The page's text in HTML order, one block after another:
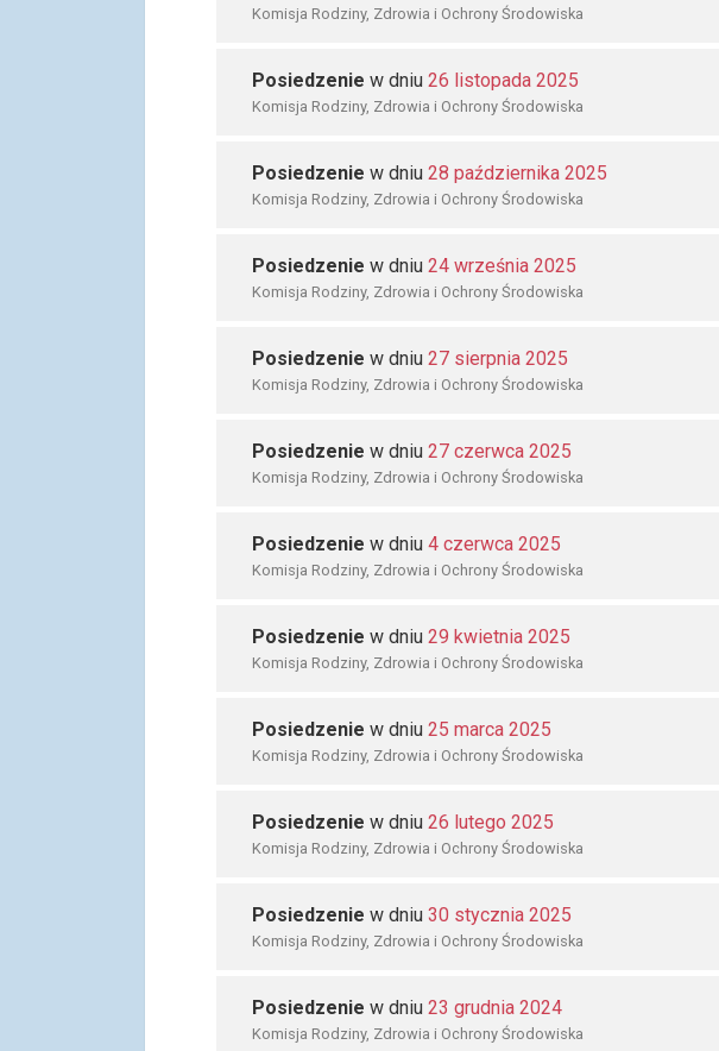
Komisja Rodziny, Zdrowia i Ochrony Środowiska
Posiedzenie w dniu 26 listopada 2025
Komisja Rodziny, Zdrowia i Ochrony Środowiska
Posiedzenie w dniu 28 października 2025
Komisja Rodziny, Zdrowia i Ochrony Środowiska
Posiedzenie w dniu 24 września 2025
Komisja Rodziny, Zdrowia i Ochrony Środowiska
Posiedzenie w dniu 27 sierpnia 2025
Komisja Rodziny, Zdrowia i Ochrony Środowiska
Posiedzenie w dniu 27 czerwca 2025
Komisja Rodziny, Zdrowia i Ochrony Środowiska
Posiedzenie w dniu 4 czerwca 2025
Komisja Rodziny, Zdrowia i Ochrony Środowiska
Posiedzenie w dniu 29 kwietnia 2025
Komisja Rodziny, Zdrowia i Ochrony Środowiska
Posiedzenie w dniu 25 marca 2025
Komisja Rodziny, Zdrowia i Ochrony Środowiska
Posiedzenie w dniu 26 lutego 2025
Komisja Rodziny, Zdrowia i Ochrony Środowiska
Posiedzenie w dniu 30 stycznia 2025
Komisja Rodziny, Zdrowia i Ochrony Środowiska
Posiedzenie w dniu 23 grudnia 2024
Komisja Rodziny, Zdrowia i Ochrony Środowiska